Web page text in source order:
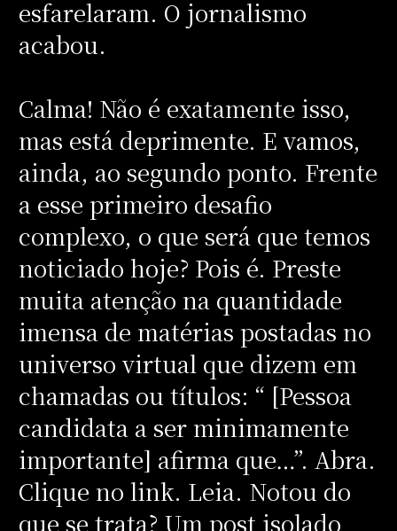
esfarelaram. O jornalismo
acabou.
Calma! Não é exatamente isso,
mas está deprimente. E vamos,
ainda, ao segundo ponto. Frente
a esse primeiro desafio
complexo, o que será que temos
noticiado hoje? Pois é. Preste
muita atenção na quantidade
imensa de matérias postadas no
universo virtual que dizem em
chamadas ou títulos: “ [Pessoa
candidata a ser minimamente
importante] afirma que…”. Abra.
Clique no link. Leia. Notou do
que se trata? Um post isolado